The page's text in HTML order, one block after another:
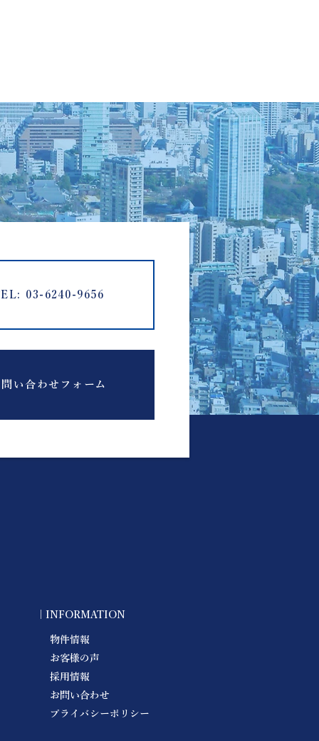
｜INFORMATION
物件情報
お客様の声
採用情報
お問い合わせ
プライバシーポリシー
03-6240-9656
い合わせフォーム